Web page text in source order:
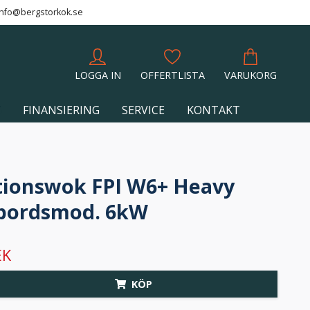
LOGGA IN OFFERTLISTA VARUKORG
FINANSIERING SERVICE KONTAKT
FPI W6+ Heavy
6kW
KÖP